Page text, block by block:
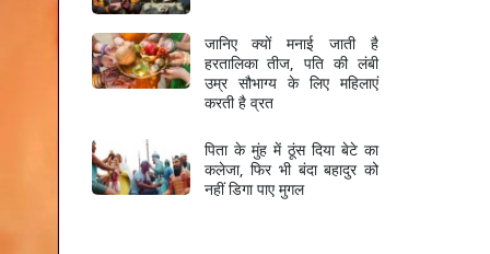
जानिए क्यों मनाई जाती है
हरतालिका तीज, पति की लंबी
उम्र सौभाग्य के लिए महिलाएं
करती है व्रत
पिता के मुंह में ठूंस दिया बेटे का
कलेजा, फिर भी बंदा बहादुर को
नहीं डिगा पाए मुगल